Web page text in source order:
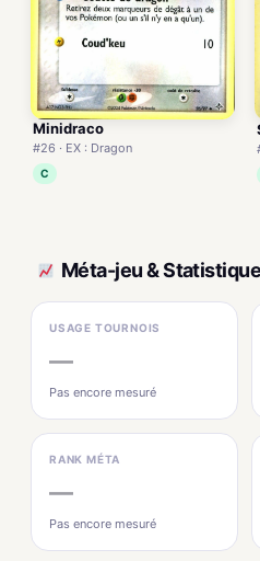
Minidraco
#26 · EX : Dragon
C
Méta-jeu &
USAGE TOURNOIS
—
Pas encore mesuré
RANK MÉTA
—
Pas encore mesuré